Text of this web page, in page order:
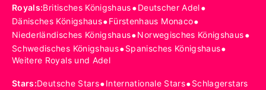
Royals:Britisches Königshaus•Deutscher Adel•
Dänisches Königshaus•Fürstenhaus Monaco•
Niederländisches Königshaus•Norwegisches Königshaus•
Schwedisches Königshaus•Spanisches Königshaus•
Weitere Royals und Adel
Stars:Deutsche Stars•Internationale Stars•Schlagerstars